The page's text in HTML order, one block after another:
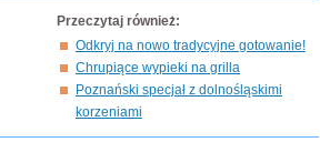
Przeczytaj również:
Odkryj na nowo tradycyjne gotowanie!
Chrupiące wypieki na grilla
Poznański specjał z dolnośląskimi
korzeniami